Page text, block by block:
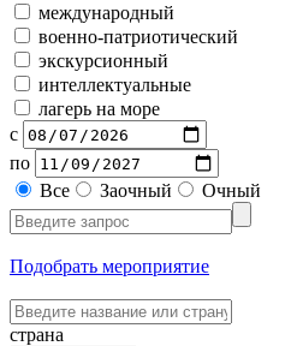
международный
военно-патриотический
экскурсионный
интеллектуальные
лагерь на море
с
по
Все
Заочный Очный
Подобрать мероприятие
страна